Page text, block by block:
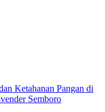
Ketahanan Pangan di
Semboro